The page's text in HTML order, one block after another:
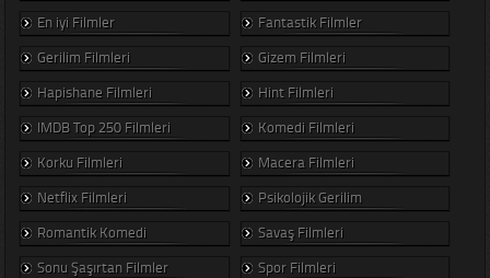
En iyi Filmler
Fantastik Filmler
Gerilim Filmleri
Gizem Filmleri
Hapishane Filmleri
Hint Filmleri
IMDB Top 250 Filmleri
Komedi Filmleri
Korku Filmleri
Macera Filmleri
Netflix Filmleri
Psikolojik Gerilim
Romantik Komedi
Savaş Filmleri
Sonu Şaşırtan Filmler
Spor Filmleri